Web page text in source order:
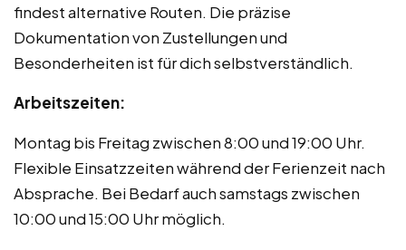
findest alternative Routen. Die präzise
Dokumentation von Zustellungen und
Besonderheiten ist für dich selbstverständlich.
Arbeitszeiten:
Montag bis Freitag zwischen 8:00 und 19:00 Uhr.
Flexible Einsatzzeiten während der Ferienzeit nach
Absprache. Bei Bedarf auch samstags zwischen
10:00 und 15:00 Uhr möglich.